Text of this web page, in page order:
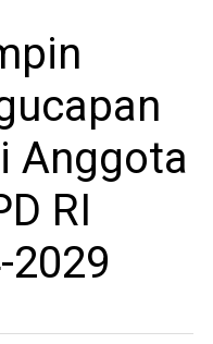
Anggota
RI
2029